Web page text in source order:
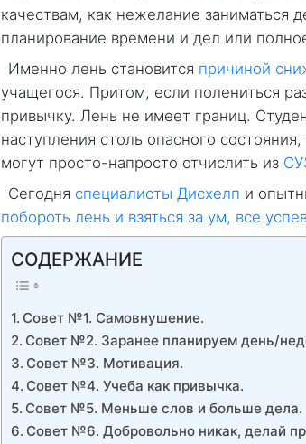
качествам, как нежелание заниматься
планирование времени и дел или
Именно лень становится причиной
учащегося. Притом, если полениться
привычку. Лень не имеет границ.
наступления столь опасного
могут просто-напросто отчислить из
Сегодня специалисты Дисхелп и
побороть лень и взяться за ум, все
СОДЕРЖАНИЕ
Совет №1. Самовнушение.
Совет №2. Заранее планируем день/
Совет №3. Мотивация.
Совет №4. Учеба как привычка.
Совет №5. Меньше слов и больше дела.
Совет №6. Добровольно никак, делай